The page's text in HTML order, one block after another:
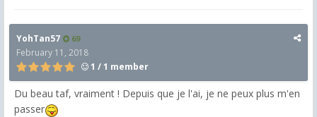
YohTan57 69
February 11, 2018
1 / 1 member
Du beau taf, vraiment ! Depuis que je l'ai, je ne peux plus m'en
passer